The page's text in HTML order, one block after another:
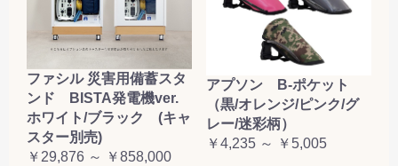
ファシル 災害用備蓄スタ
ンド BISTA発電機ver.
ホワイト/ブラック (キャ
スター別売)
￥29,876 ～ ￥858,000
アプソン B-ポケット
（黒/オレンジ/ピンク/グ
レー/迷彩柄）
￥4,235 ～ ￥5,005